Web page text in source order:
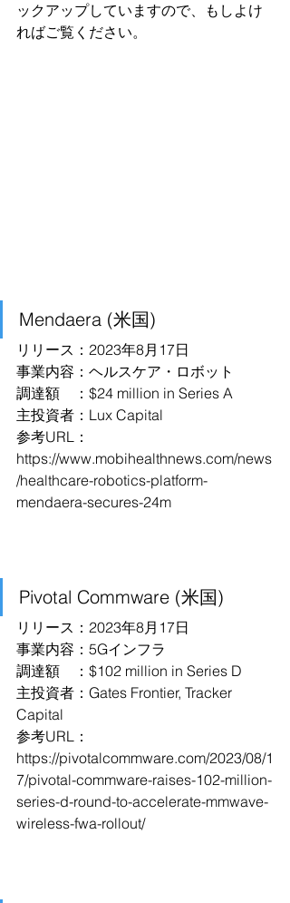
ックアップしていますので、もしよけ
ればご覧ください。
Mendaera (米国)
リリース：2023年8月17日
事業内容：ヘルスケア・ロボット
調達額　：$24 million in Series A
主投資者：Lux Capital
参考URL：
https://www.mobihealthnews.com/news
/healthcare-robotics-platform-
mendaera-secures-24m
Pivotal Commware (米国)
リリース：2023年8月17日
事業内容：5Gインフラ
調達額　：$102 million in Series D
主投資者：Gates Frontier, Tracker
Capital
参考URL：
https://pivotalcommware.com/2023/08/1
7/pivotal-commware-raises-102-million-
series-d-round-to-accelerate-mmwave-
wireless-fwa-rollout/